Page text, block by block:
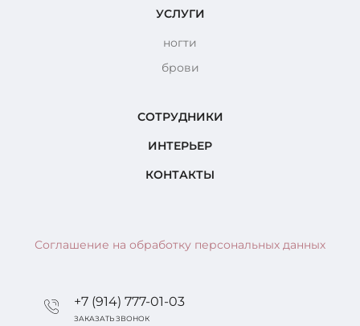
УСЛУГИ
ногти
брови
СОТРУДНИКИ
ИНТЕРЬЕР
КОНТАКТЫ
Соглашение на обработку персональных данных
+7 (914) 777-01-03
ЗАКАЗАТЬ ЗВОНОК